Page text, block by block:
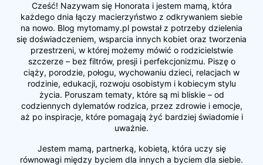
Cześć! Nazywam się Honorata i jestem mamą, która
każdego dnia łączy macierzyństwo z odkrywaniem siebie
na nowo. Blog mytomamy.pl powstał z potrzeby dzielenia
się doświadczeniem, wsparcia innych kobiet oraz tworzenia
przestrzeni, w której możemy mówić o rodzicielstwie
szczerze – bez filtrów, presji i perfekcjonizmu. Piszę o
ciąży, porodzie, połogu, wychowaniu dzieci, relacjach w
rodzinie, edukacji, rozwoju osobistym i kobiecym stylu
życia. Poruszam tematy, które są mi bliskie – od
codziennych dylematów rodzica, przez zdrowie i emocje,
aż po inspiracje, które pomagają żyć bardziej świadomie i
uważnie.
Jestem mamą, partnerką, kobietą, która uczy się
równowagi między byciem dla innych a byciem dla siebie.